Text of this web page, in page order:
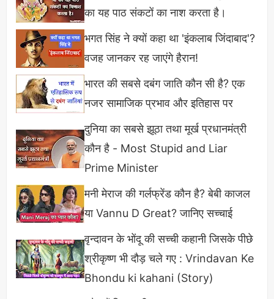
का यह पाठ संकटों का नाश करता है।
भगत सिंह ने क्यों कहा था 'इंकलाब जिंदाबाद'?
वजह जानकर रह जाएंगे हैरान!
भारत की सबसे दबंग जाति कौन सी है? एक
नजर सामाजिक प्रभाव और इतिहास पर
दुनिया का सबसे झूठा तथा मूर्ख प्रधानमंत्री
कौन है - Most Stupid and Liar
Prime Minister
मनी मेराज की गर्लफ्रेंड कौन है? बेबी काजल
या Vannu D Great? जानिए सच्चाई
वृन्दावन के भोंदू की सच्ची कहानी जिसके पीछे
श्रीकृष्ण भी दौड़ चले गए : Vrindavan Ke
Bhondu ki kahani (Story)